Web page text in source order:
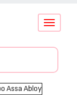
Conmutar